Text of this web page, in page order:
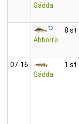
Gädda
Abborre
8 st
07‑16
Gädda
1 st